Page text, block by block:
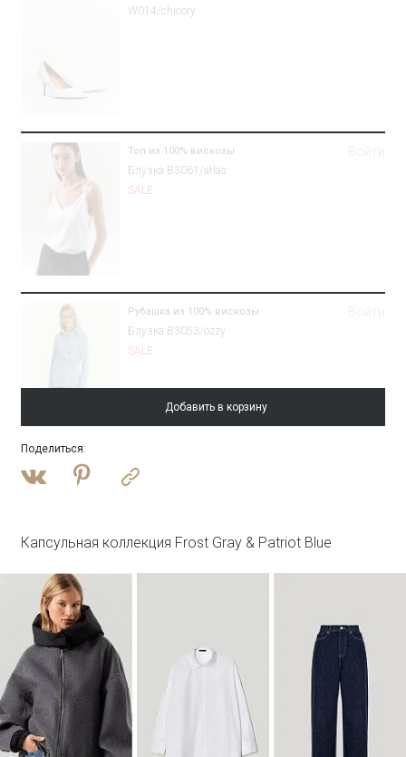
W014/chicory
Топ из 100% вискозы
Блузка B3061/atlas
SALE
Войти
Рубашка из 100% вискозы
Блузка B3053/ozzy
SALE
Войти
Однобортный жакет в полоску
Брюки D357/shift
Войти
Добавить в корзину
Поделиться:
Капсульная коллекция Frost Gray & Patriot Blue